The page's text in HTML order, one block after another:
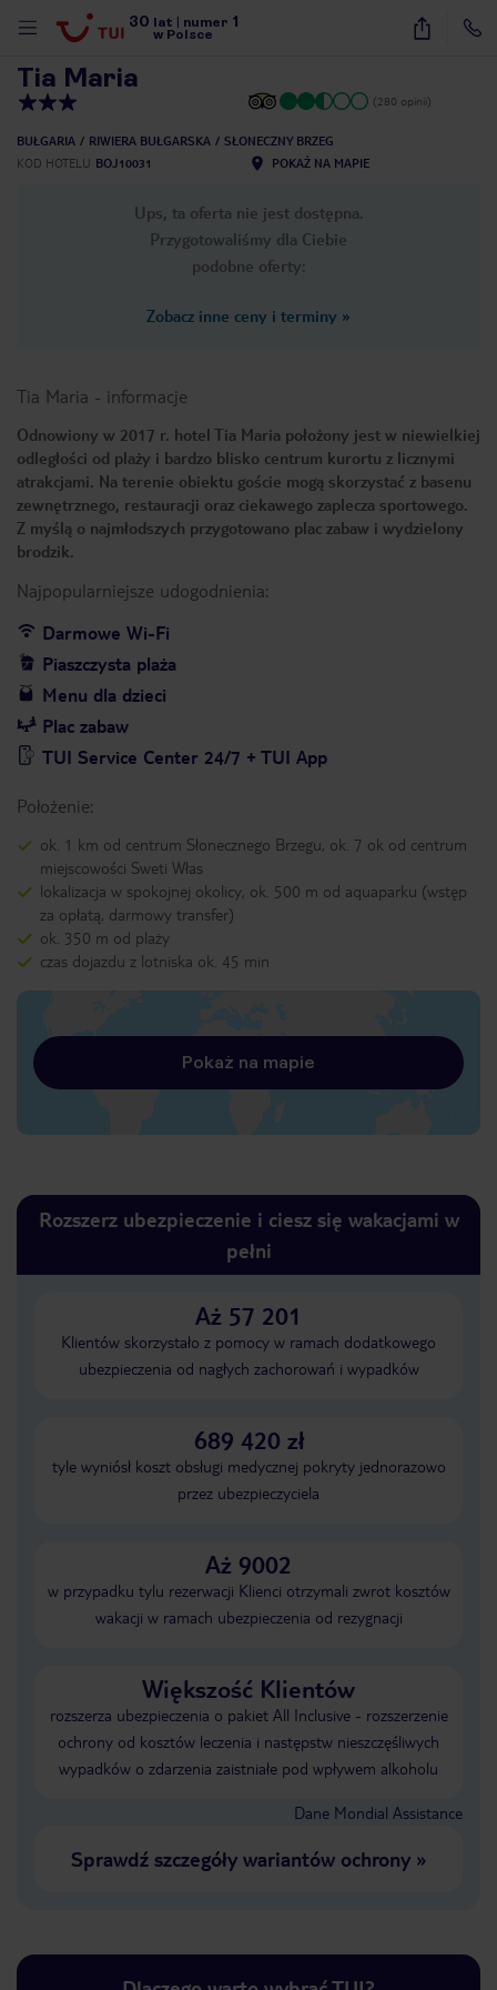
30 lat numer 1
w Polsce
36
Tia Maria
(280 opinii)
BUŁGARIA RIWIERA BUŁGARSKA
SŁONECZNY BRZEG
KOD HOTELU BOJ10031 POKAŻ NA MAPIE
Ups, ta oferta nie jest dostępna.
Przygotowaliśmy dla Ciebie
podobne oferty:
Zobacz inne ceny i terminy »
Tia Maria - informacje
Odnowiony w 2017 r. hotel Tia Maria położony jest w niewielkiej
odległości od plaży i bardzo blisko centrum kurortu z licznymi
atrakcjami. Na terenie obiektu goście mogą skorzystać z basenu
zewnętrznego, restauracji oraz ciekawego zaplecza sportowego.
Z myślą o najmłodszych przygotowano plac zabaw i wydzielony
brodzik.
Najpopularniejsze udogodnienia:
Darmowe Wi-Fi
Piaszczysta plaża
Menu dla dzieci
Plac zabaw
TUI Service Center 24/7 + TUI App
Położenie:
ok. 1 km od centrum Słonecznego Brzegu, ok. 7 ok od centrum
miejscowości Sweti Włas
lokalizacja w spokojnej okolicy, ok. 500 m od aquaparku (wstęp
za opłatą, darmowy transfer)
ok. 350 m od plaży
czas dojazdu z lotniska ok. 45 min
Pokaż na mapie
Rozszerz ubezpieczenie i ciesz się wakacjami w
pełni
Aż 57 201
Klientów skorzystało z pomocy w ramach dodatkowego
ubezpieczenia od nagłych zachorowań i wypadków
689 420 zł
tyle wyniósł koszt obsługi medycznej pokryty jednorazowo
przez ubezpieczyciela
Aż 9002
w przypadku tylu rezerwacji Klienci otrzymali zwrot kosztów
wakacji w ramach ubezpieczenia od rezygnacji
Większość Klientów
rozszerza ubezpieczenia o pakiet All Inclusive - rozszerzenie
ochrony od kosztów leczenia i następstw nieszczęśliwych
wypadków o zdarzenia zaistniałe pod wpływem alkoholu
Dane Mondial Assistance
Sprawdź szczegóły wariantów ochrony»